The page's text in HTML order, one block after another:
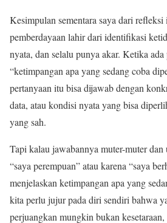
Kesimpulan sementara saya dari
pemberdayaan lahir dari identifikasi
nyata, dan selalu punya akar. Ketika ada
“ketimpangan apa yang sedang coba
pertanyaan itu bisa dijawab dengan
data, atau kondisi nyata yang bisa
yang sah.
Tapi kalau jawabannya muter-muter
“saya perempuan” atau karena “saya
menjelaskan ketimpangan apa yang
kita perlu jujur pada diri sendiri bahwa
perjuangkan mungkin bukan